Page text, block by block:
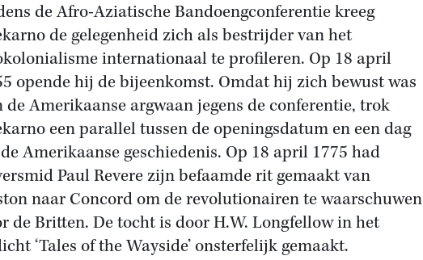
de Afro-Aziatische Bandoengconferentie kreeg
de gelegenheid zich als bestrijder van het
internationaal te profileren. Op 18 april
opende hij de bijeenkomst. Omdat hij zich bewust was
de Amerikaanse argwaan jegens de conferentie, trok
een parallel tussen de openingsdatum en een dag
Amerikaanse geschiedenis. Op 18 april 1775 had
Paul Revere zijn befaamde rit gemaakt van
naar Concord om de revolutionairen te waarschuwen
de Britten. De tocht is door H.W. Longfellow in het
‘Tales of the Wayside’ onsterfelijk gemaakt.